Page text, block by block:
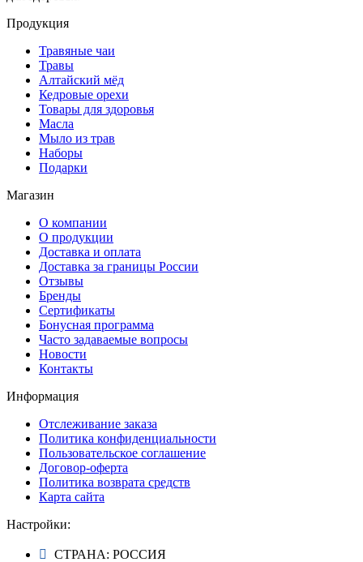
Продукция
Травяные чаи
Травы
Алтайский мёд
Кедровые орехи
Товары для здоровья
Масла
Мыло из трав
Наборы
Подарки
Магазин
О компании
О продукции
Доставка и оплата
Доставка за границы России
Отзывы
Бренды
Сертификаты
Бонусная программа
Часто задаваемые вопросы
Новости
Контакты
Информация
Отслеживание заказа
Политика конфиденциальности
Пользовательское соглашение
Договор-оферта
Политика возврата средств
Карта сайта
Настройки:
СТРАНА: РОССИЯ